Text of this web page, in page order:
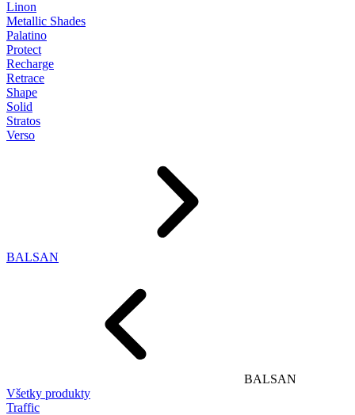
Linon
Metallic Shades
Palatino
Protect
Recharge
Retrace
Shape
Solid
Stratos
Verso
BALSAN
BALSAN
Všetky produkty
Traffic